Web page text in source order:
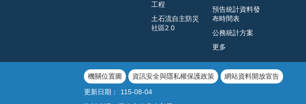
工程
土石流自主防災
社區2.0
預告統計資料發
布時間表
公務統計方案
更多
機關位置圖 資訊安全與隱私權保護政策
網站資料開放宣告
更新日期：
115-08-04